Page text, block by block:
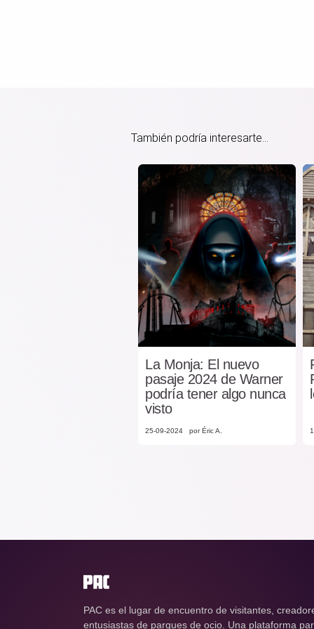
También podría interesarte...
La Monja: El nuevo
pasaje 2024 de Warner
podría tener algo nunca
visto
25-09-2024 por Éric A.
PAC es el lugar de encuentro de visitantes,
entusiastas de parques de ocio. Una plataforma